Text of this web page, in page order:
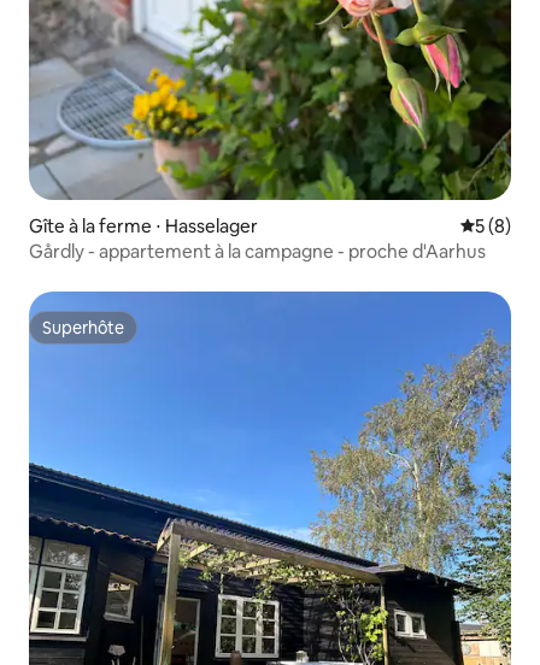
Gîte à la ferme ⋅ Hasselager
5 (8)
Gårdly - appartement à la campagne - proche d'Aarhus
Superhôte
Superhôte